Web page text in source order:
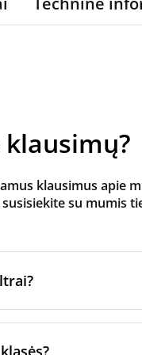
klausimus apie
su mumis
partnerius. Jie